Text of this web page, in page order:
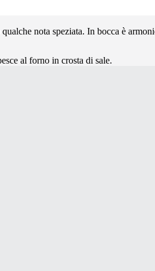
nota speziata. In bocca è
al forno in crosta di sale.